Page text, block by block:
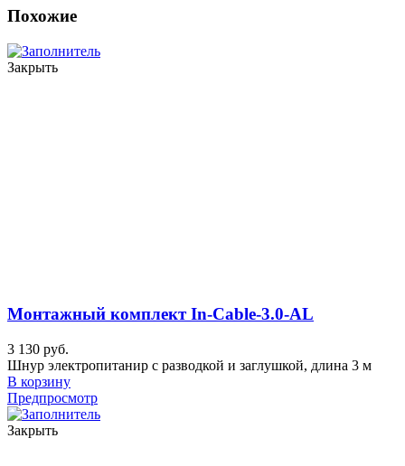
UL-
304
Похожие
Закрыть
Монтажный комплект In-Cable-3.0-AL
3 130 руб.
Шнур электропитанир с разводкой и заглушкой, длина 3 м
В корзину
Предпросмотр
Закрыть